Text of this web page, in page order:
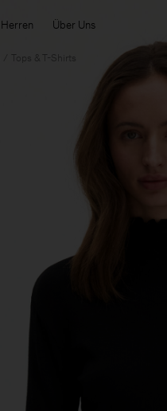
Herren Über Uns
Tops & T-Shirts